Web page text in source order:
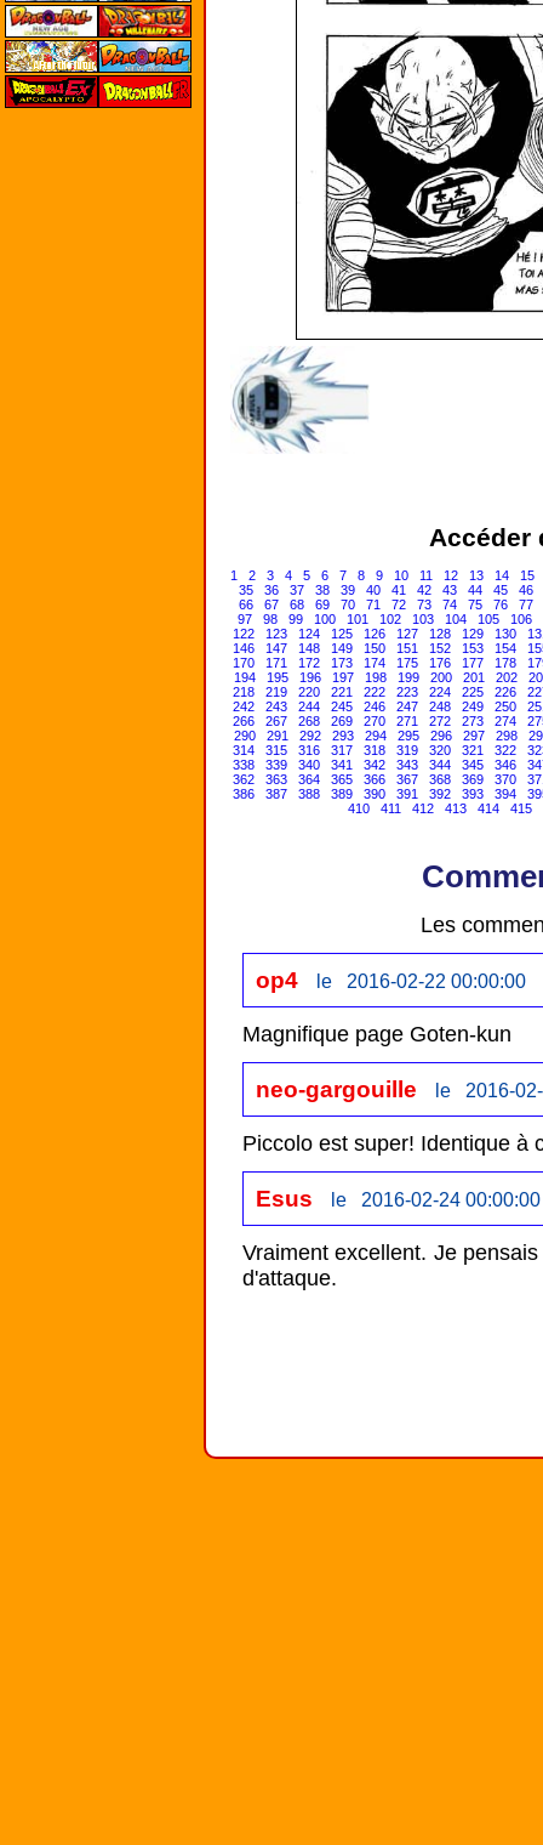
Accéder
1 2 3 4 5 6 7 8 9 10 11 12 13 14
15
35
36 37 38 39 40 41 42 43 44 45
46
66
67 68 69 70 71 72 73 74 75 76
77
97
98 99 100 101 102 103 104 105
106
122
123 124 125 126 127 128 129 130
146
147 148 149 150 151 152 153 154
170
171 172 173 174 175 176 177 178
194
195 196 197 198 199 200 201 202
218
219 220 221 222 223 224 225 226
242
243 244 245 246 247 248 249 250
266
267 268 269 270 271 272 273 274
290
291 292 293 294 295 296 297 298
314
315 316 317 318 319 320 321 322
338
339 340 341 342 343 344 345 346
362
363 364 365 366 367 368 369 370
386
387 388 389 390 391 392 393 394
410
411 412 413 414 415
Les
op4 le 2016-02-22 00:00:00
Magnifique page Goten-kun
neo-gargouille le 2016-
Piccolo est super! Identique à
Esus le 2016-02-24 00:00:00
Vraiment excellent. Je
d'attaque.